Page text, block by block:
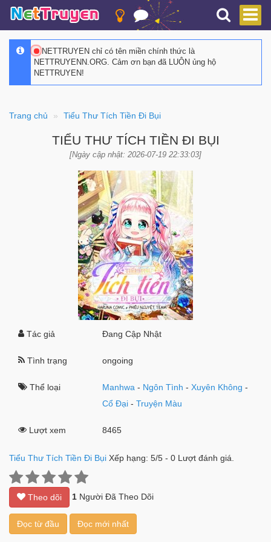
NETTRUYEN chỉ có tên miền chính thức là
NETTRUYENN.ORG. Cảm ơn bạn đã LUÔN ủng hộ
NETTRUYEN!
Trang chủ Tiểu Thư Tích Tiền Đi Bụi
TIỂU THƯ TÍCH TIỀN ĐI BỤI
[Ngày cập nhật: 2026-07-19 22:33:03]
Tác giả Đang Cập Nhật
Tình trạng ongoing
Thể loại Manhwa - Ngôn Tình -Xuyên Không -
Cổ Đại -Truyện Màu
Lượt xem 8465
Tiểu Thư Tích Tiền Đi Bụi Xếp hạng: 5/5 - 0 Lượt đánh giá.
Theo dõi 1 Người Đã Theo Dõi
Đọc từ đầu Đọc mới nhất